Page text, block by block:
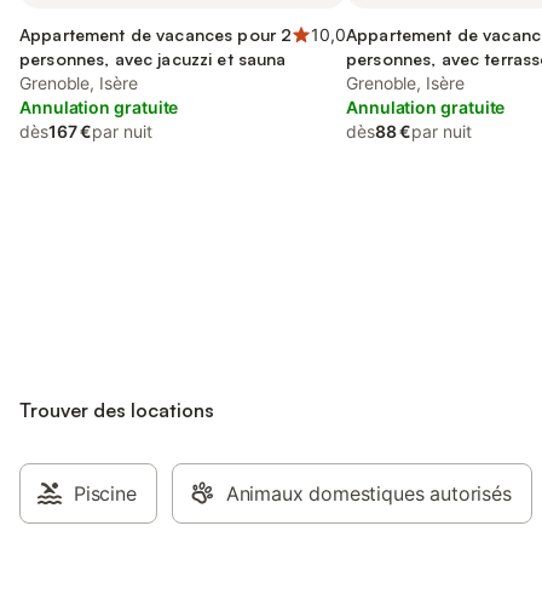
Appartement de vacances pour 2
personnes, avec jacuzzi et sauna
10,0
Grenoble, Isère
Annulation gratuite
dès167 €par nuit
Appartement de
personnes, avec
Grenoble, Isère
Annulation gratuite
dès88 €par nuit
Trouver des locations
Piscine Animaux domestiques autorisés